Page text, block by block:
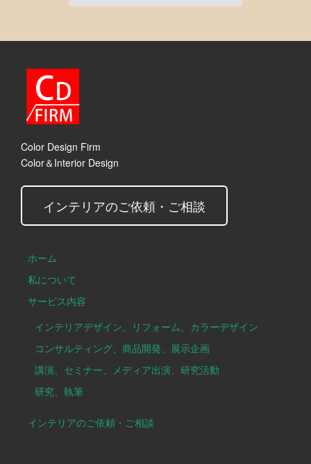
Color Design Firm
Color＆Interior Design
インテリアのご依頼・ご相談
ホーム
私について
サービス内容
インテリアデザイン、リフォーム、カラーデザイン
コンサルティング、商品開発、展示企画
講演、セミナー、メディア出演、研究活動
研究、執筆
インテリアのご依頼・ご相談